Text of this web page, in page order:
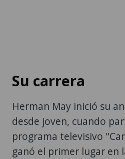
Su carrera
Herman May inició su
desde joven, cuando
programa televisivo
ganó el primer lugar en